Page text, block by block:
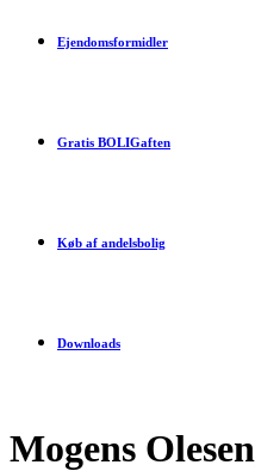
Ejendomsformidler
Gratis BOLIGaften
Køb af andelsbolig
Downloads
Mogens